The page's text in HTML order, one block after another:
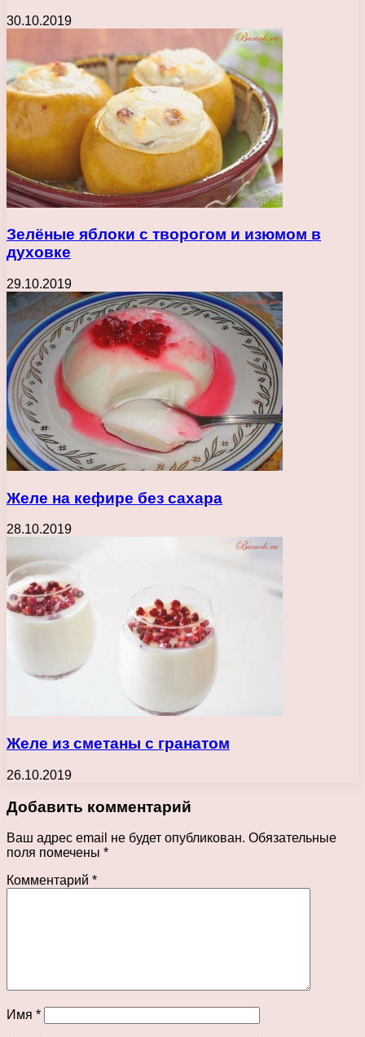
30.10.2019
Зелёные яблоки с творогом и изюмом в
духовке
29.10.2019
Желе на кефире без сахара
28.10.2019
Желе из сметаны с гранатом
26.10.2019
Добавить комментарий
Ваш адрес email не будет опубликован. Обязательные
поля помечены *
Комментарий *
Имя *